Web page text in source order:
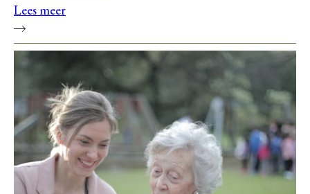
Lees meer